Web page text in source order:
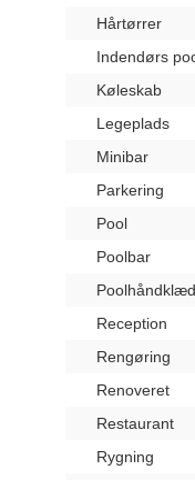
Hårtørrer
Indendørs
Køleskab
Legeplads
Minibar
Parkering
Pool
Poolbar
Reception
Rengøring
Renoveret
Restaurant
Rygning